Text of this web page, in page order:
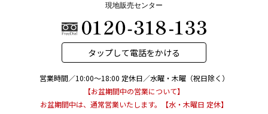
現地販売センター
タップして電話をかける
営業時間／10:00～18:00 定休日／水曜・木曜（祝日除く）
【お盆期間中の営業について】
お盆期間中は、通常営業いたします。【水・木曜日 定休】